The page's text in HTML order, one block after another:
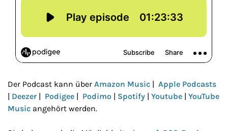
Der Podcast kann über Amazon Music | Apple Podcasts
| Deezer | Podigee | Podimo | Spotify | Youtube | YouTube
Music angehört werden.